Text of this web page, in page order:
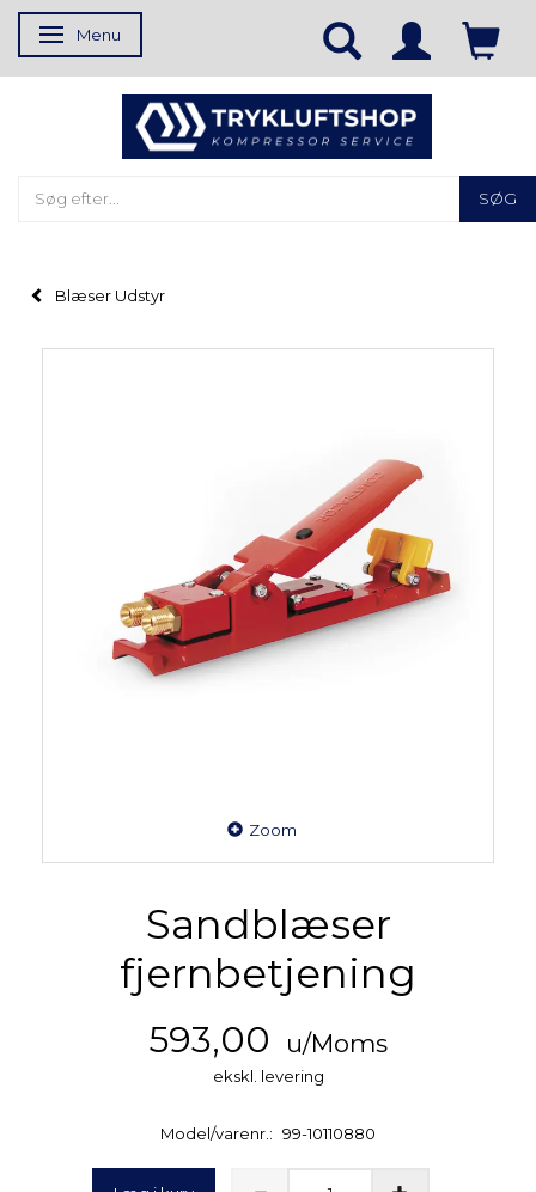
Skifte navigation
Menu
SØG
Blæser Udstyr
Zoom
Sandblæser
fjernbetjening
593,00 u/Moms
ekskl. levering
Model/varenr.: 99-10110880